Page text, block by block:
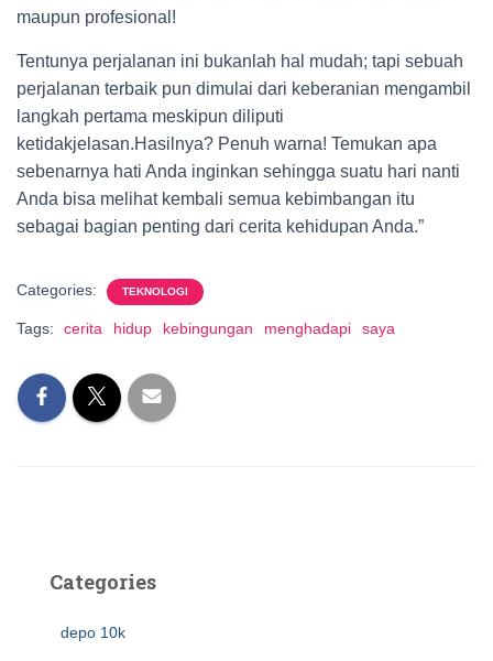
maupun profesional!
Tentunya perjalanan ini bukanlah hal mudah; tapi sebuah
perjalanan terbaik pun dimulai dari keberanian mengambil
langkah pertama meskipun diliputi
ketidakjelasan.Hasilnya? Penuh warna! Temukan apa
sebenarnya hati Anda inginkan sehingga suatu hari nanti
Anda bisa melihat kembali semua kebimbangan itu
sebagai bagian penting dari cerita kehidupan Anda.”
Categories: TEKNOLOGI
Tags: cerita hidup kebingungan menghadapi saya
Categories
depo 10k